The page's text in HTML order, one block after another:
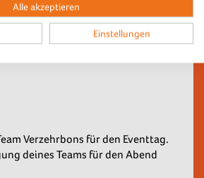
sind vom Umtausch
Verzehrbons für den Eventtag.
deines Teams für den Abend
Alle akzeptieren
Einstellungen